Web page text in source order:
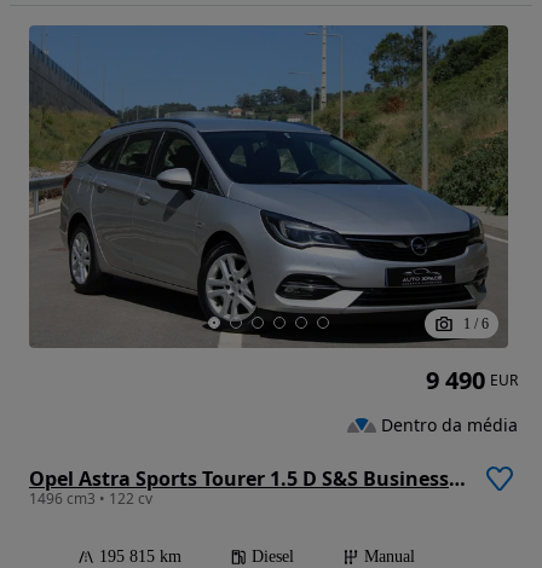
1 / 6
Opel Astra Sports Tourer 1.5 D S&S Business Edition
1496 cm3 • 122 cv
195 815 km Diesel
Manual
9 490 EUR
Dentro da média